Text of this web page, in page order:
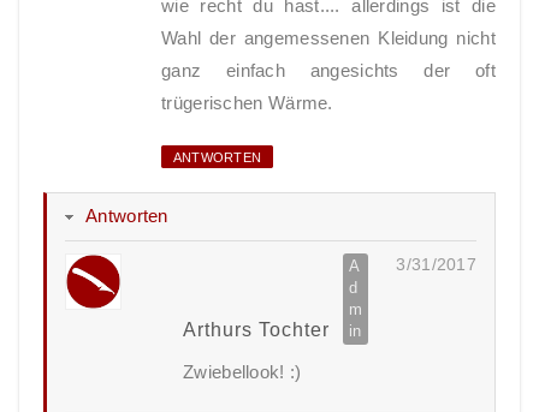
wie recht du hast.... allerdings ist die
Wahl der angemessenen Kleidung nicht
ganz einfach angesichts der oft
trügerischen Wärme.
ANTWORTEN
Antworten
Arthurs Tochter
3/31/2017
Zwiebellook! :)